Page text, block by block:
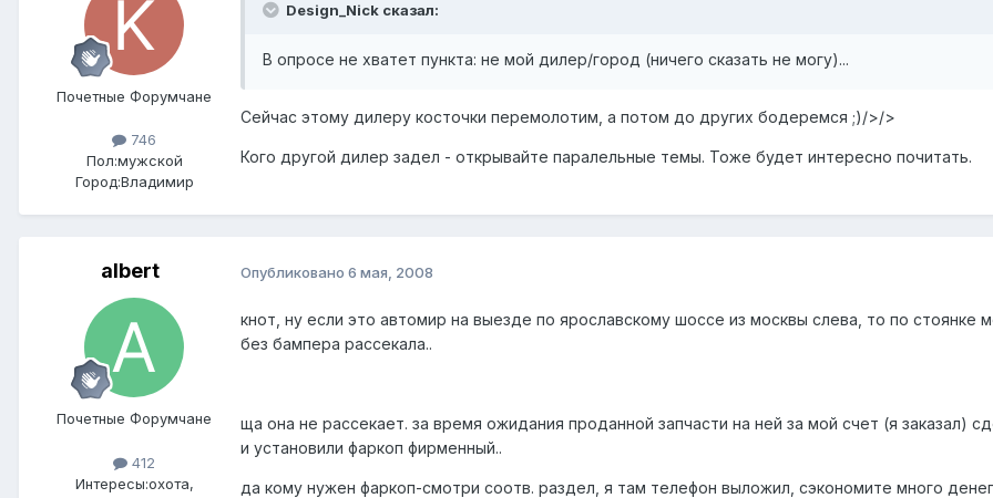
Почетные Форумчане
746
Пол:мужской
Город:Владимир
Design_Nick сказал:
В опросе не хватет пункта: не мой дилер/город (ничего сказать не могу)...
Сейчас этому дилеру косточки перемолотим, а потом до других бодеремся ;)/>/>
Кого другой дилер задел - открывайте паралельные темы. Тоже будет интересно почитать.
albert
Почетные Форумчане
412
Интересы:охота,
Опубликовано 6 мая, 2008
кнот, ну если это автомир на выезде по ярославскому шоссе из москвы слева, то по стоянке
без бампера рассекала..
ща она не рассекает. за время ожидания проданной запчасти на ней за мой счет (я заказал)
и установили фаркоп фирменный..
да кому нужен фаркоп-смотри соотв. раздел, я там телефон выложил, сэкономите много